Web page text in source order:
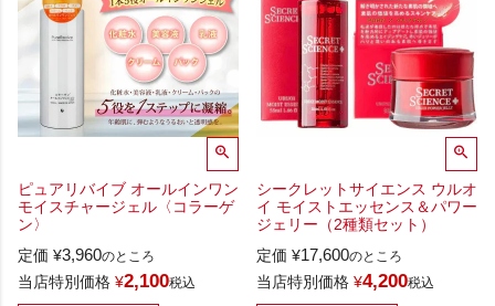
ピュアリバイブ オールインワン
モイスチャージェル〈コラーゲ
ン〉
定価 ¥3,960のところ
当店特別価格 ¥2,100税込
シークレットサイエンス ウルオ
イ モイストエッセンス＆パワー
ジェリー（2種類セット）
定価 ¥17,600のところ
当店特別価格 ¥4,200税込